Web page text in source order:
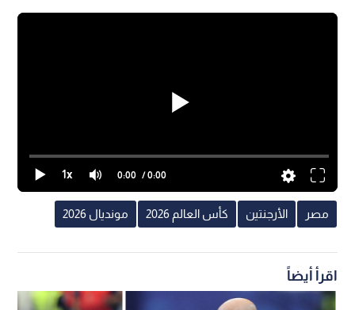
1x 0:00 / 0:00
مصر الأرجنتين كأس العالم 2026 مونديال 2026
اقرأ أيضاً